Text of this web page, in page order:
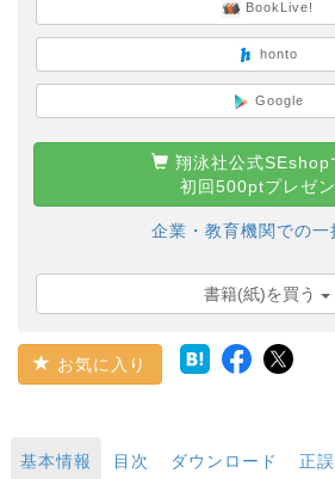
BookLive!
honto
Google
翔泳社公式SEshop
初回500ptプレゼン
企業・教育機関での一
書籍(紙)を買う
お気に入り
基本情報 目次 ダウンロード 正